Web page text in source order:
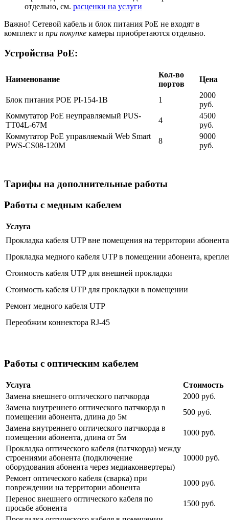
отдельно, см. расценки на услуги
Важно! Сетевой кабель и блок питания PoE не входят в
комплект и при покупке камеры приобретаются отдельно.
Устройства PoE:
Наименование
Кол-во
портов
Цена
Блок питания POE PI-154-1B 1
2000
руб.
Коммутатор PoE неуправляемый PUS-
TT04L-67M
4
4500
руб.
Коммутатор PoE управляемый Web Smart
PWS-CS08-120M
8
9000
руб.
Тарифы на дополнительные работы
Работы с медным кабелем
Услуга
Прокладка кабеля UTP вне помещения на территории
Прокладка медного кабеля UTP в помещении абонента,
Стоимость кабеля UTP для внешней прокладки
Стоимость кабеля UTP для прокладки в помещении
Ремонт медного кабеля UTP
Переобжим коннектора RJ-45
Работы с оптическим кабелем
Услуга
Стоимость
Замена внешнего оптического патчкорда
2000 руб.
Замена внутреннего оптического патчкорда в
помещении абонента, длина до 5м
500 руб.
Замена внутреннего оптического патчкорда в
помещении абонента, длина от 5м
1000 руб.
Прокладка оптического кабеля (патчкорда) между
строениями абонента (подключение
оборудования абонента через медиаконвертеры)
10000 руб.
Ремонт оптического кабеля (сварка) при
повреждении на территории абонента
1000 руб.
Перенос внешнего оптического кабеля по
просьбе абонента
1500 руб.